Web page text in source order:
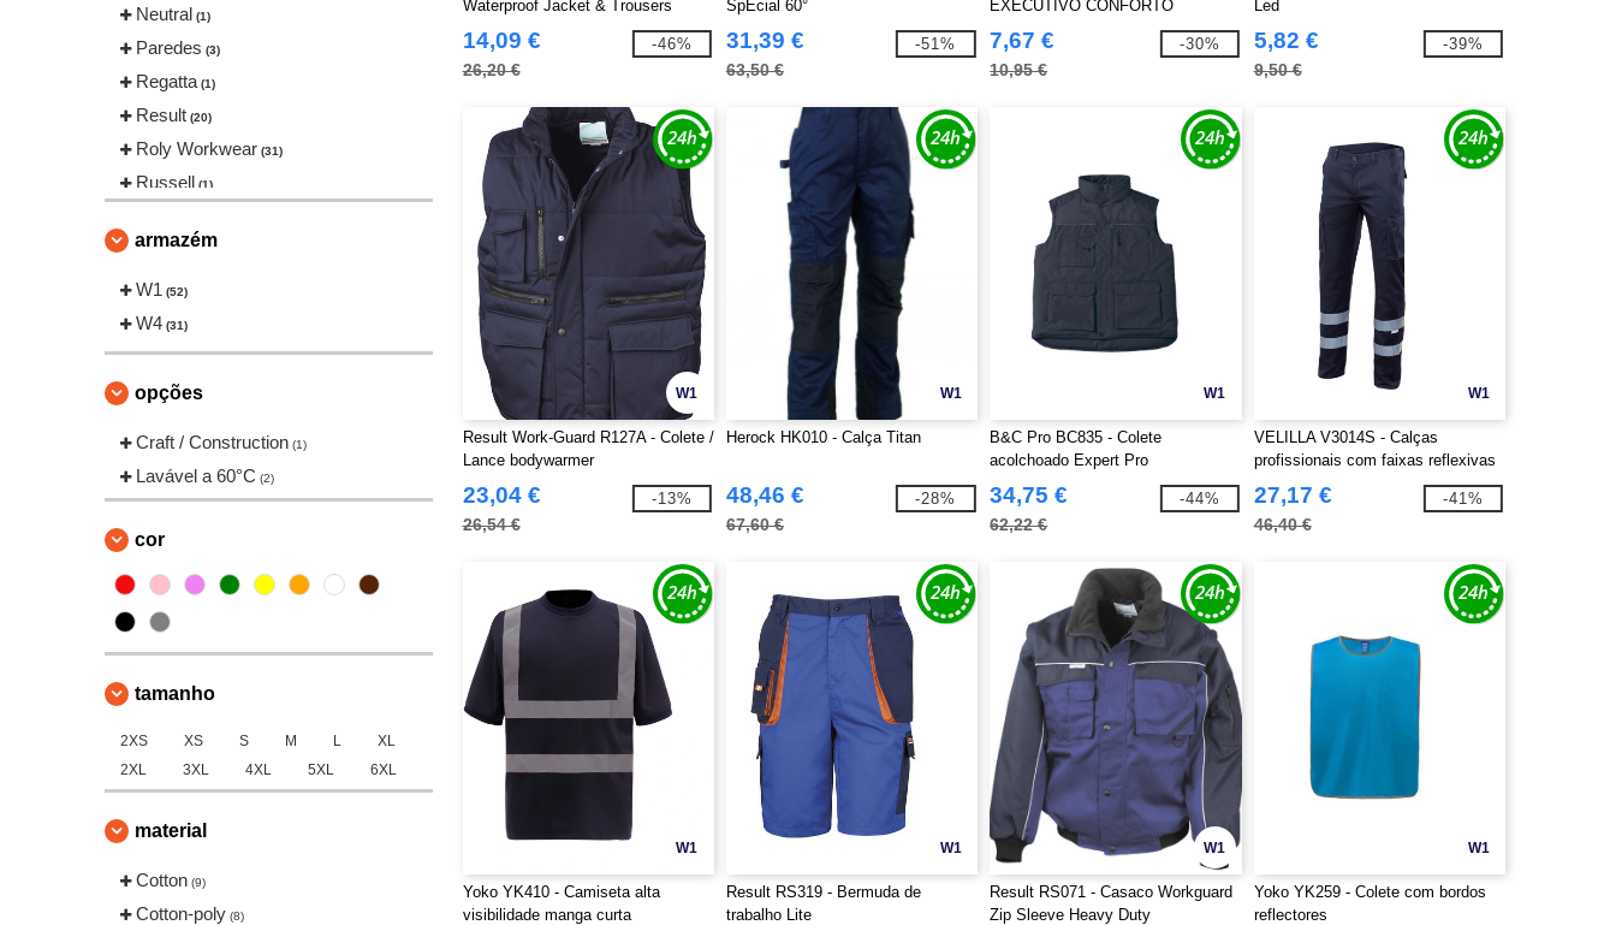
Neutral (1)
Paredes (3)
Regatta (1)
Result (20)
Roly Workwear (31)
Russell (1)
Yoko
armazém
W1 (52)
W4 (31)
opções
Craft / Construction (1)
Lavável a 60°C (2)
cor
tamanho
2XS XS S M L
XL
2XL
3XL 4XL 5XL 6XL
material
Cotton (9)
Cotton-poly (8)
Waterproof Jacket & Trousers
14,09 €
26,20 €
-46%
SpÉcial 60°
31,39 €
63,50 €
-51%
EXECUTIVO CONFORTO
"HAMBURG"
7,67 €
10,95 €
-30%
Led
5,82 €
9,50 €
-39%
W1
Result Work-Guard R127A - Colete /
Lance bodywarmer
23,04 €
26,54 €
-13%
W1
Herock HK010 - Calça Titan
48,46 €
67,60 €
-28%
W1
B&C Pro BC835 - Colete
acolchoado Expert Pro
34,75 €
62,22 €
-44%
W1
VELILLA V3014S - Calças
profissionais com faixas reflexivas
27,17 €
46,40 €
-41%
W1
Yoko YK410 - Camiseta alta
visibilidade manga curta
W1
Result RS319 - Bermuda de
trabalho Lite
W1
Result RS071 - Casaco Workguard
Zip Sleeve Heavy Duty
W1
Yoko YK259 - Colete com bordos
reflectores